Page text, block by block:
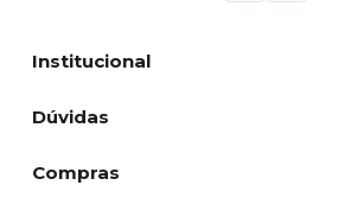
Institucional
Dúvidas
Compras